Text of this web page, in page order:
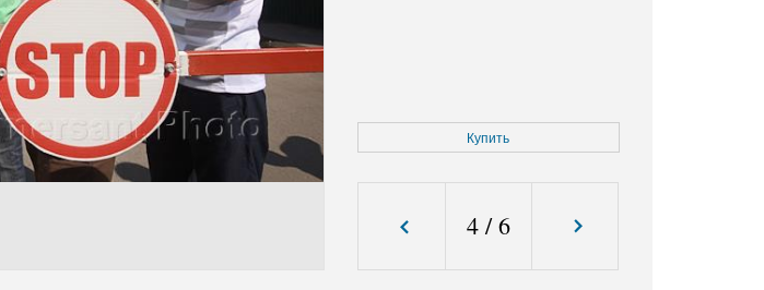
Купить
4/6